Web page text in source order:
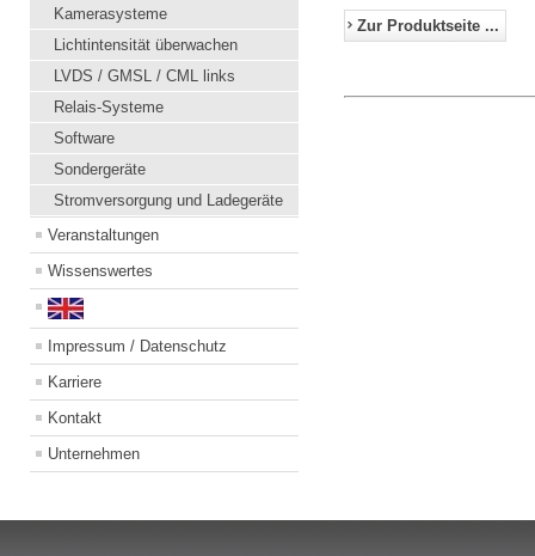
Kamerasysteme
Lichtintensität überwachen
LVDS / GMSL / CML links
Relais-Systeme
Software
Sondergeräte
Stromversorgung und Ladegeräte
Veranstaltungen
Wissenswertes
Impressum / Datenschutz
Karriere
Kontakt
Unternehmen
Zur Produktseite ...